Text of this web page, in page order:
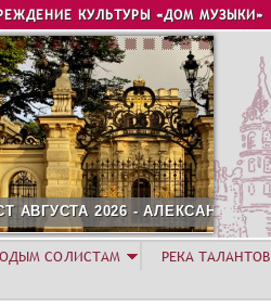
КУЛЬТУРЫ «ДОМ МУЗЫКИ»
ГЕРАСИМОВ
СОЛИСТАМ РЕКА ТАЛАНТОВ